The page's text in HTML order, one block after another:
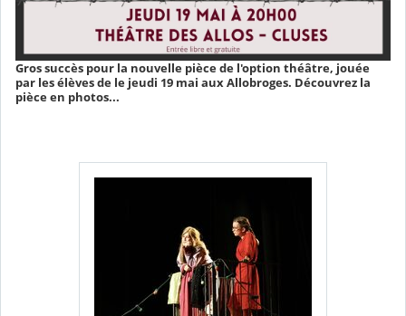
Gros succès pour la nouvelle pièce de l'option théâtre, jouée
par les élèves de le jeudi 19 mai aux Allobroges. Découvrez la
pièce en photos...